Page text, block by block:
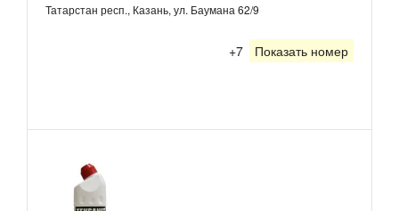
Татарстан респ., Казань, ул. Баумана 62/9
+7 Показать номер